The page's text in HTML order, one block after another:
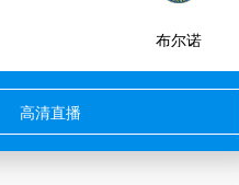
布尔诺
高清直播